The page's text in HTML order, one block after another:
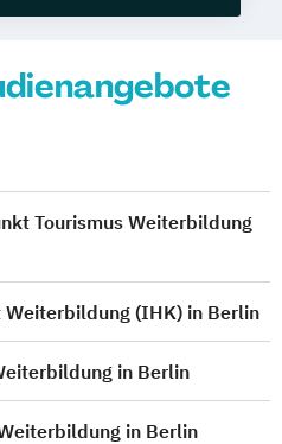
Tourismus Weiterbildung
Weiterbildung (IHK) in Berlin
in Berlin
in Berlin